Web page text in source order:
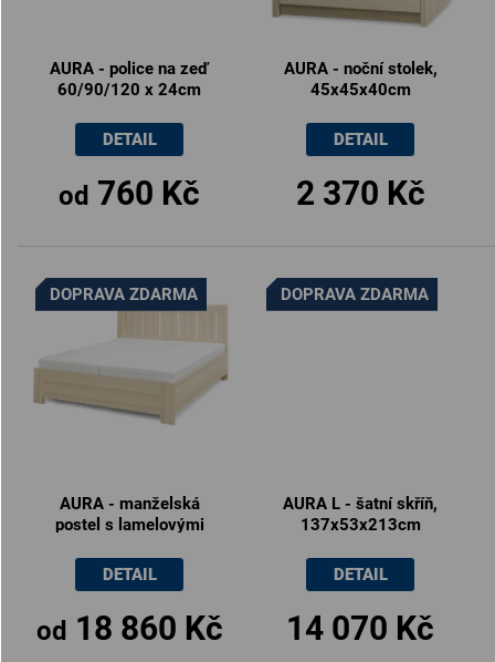
AURA - police na zeď
60/90/120 x 24cm
od 760 Kč
DETAIL
AURA - noční stolek,
45x45x40cm
2 370 Kč
DETAIL
DOPRAVA ZDARMA
AURA - manželská
postel s lamelovými
160x200cm
od 18 860 Kč
DETAIL
DOPRAVA ZDARMA
AURA L - šatní skříň,
137x53x213cm
14 070 Kč
DETAIL